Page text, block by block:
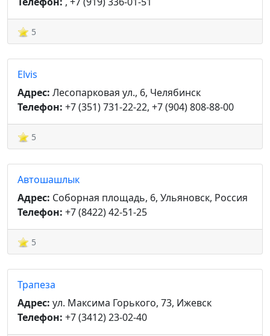
5
Elvis
Адрес: Лесопарковая ул., 6, Челябинск
Телефон: +7 (351) 731-22-22, +7 (904) 808-88-00
5
Автошашлык
Адрес: Соборная площадь, 6, Ульяновск, Россия
Телефон: +7 (8422) 42-51-25
5
Трапеза
Адрес: ул. Максима Горького, 73, Ижевск
Телефон: +7 (3412) 23-02-40